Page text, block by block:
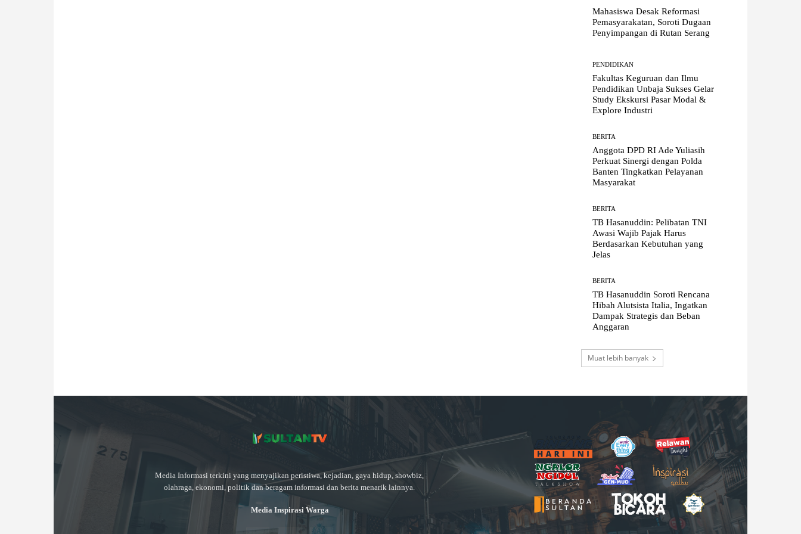
Mahasiswa Desak Reformasi
Pemasyarakatan, Soroti Dugaan
Penyimpangan di Rutan Serang
PENDIDIKAN
Fakultas Keguruan dan Ilmu
Pendidikan Unbaja Sukses Gelar
Study Ekskursi Pasar Modal &
Explore Industri
BERITA
Anggota DPD RI Ade Yuliasih
Perkuat Sinergi dengan Polda
Banten Tingkatkan Pelayanan
Masyarakat
BERITA
TB Hasanuddin: Pelibatan TNI
Awasi Wajib Pajak Harus
Berdasarkan Kebutuhan yang
Jelas
BERITA
TB Hasanuddin Soroti Rencana
Hibah Alutsista Italia, Ingatkan
Dampak Strategis dan Beban
Anggaran
Muat lebih banyak
Media Informasi terkini yang menyajikan peristiwa, kejadian, gaya hidup, showbiz,
olahraga, ekonomi, politik dan beragam informasi dan berita menarik lainnya.
Media Inspirasi Warga
H
I
M
S
R
L
N
G E N
B
E
T
O
S